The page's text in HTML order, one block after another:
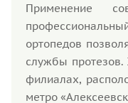
Применение
ортопедов
службы
филиалах,
метро